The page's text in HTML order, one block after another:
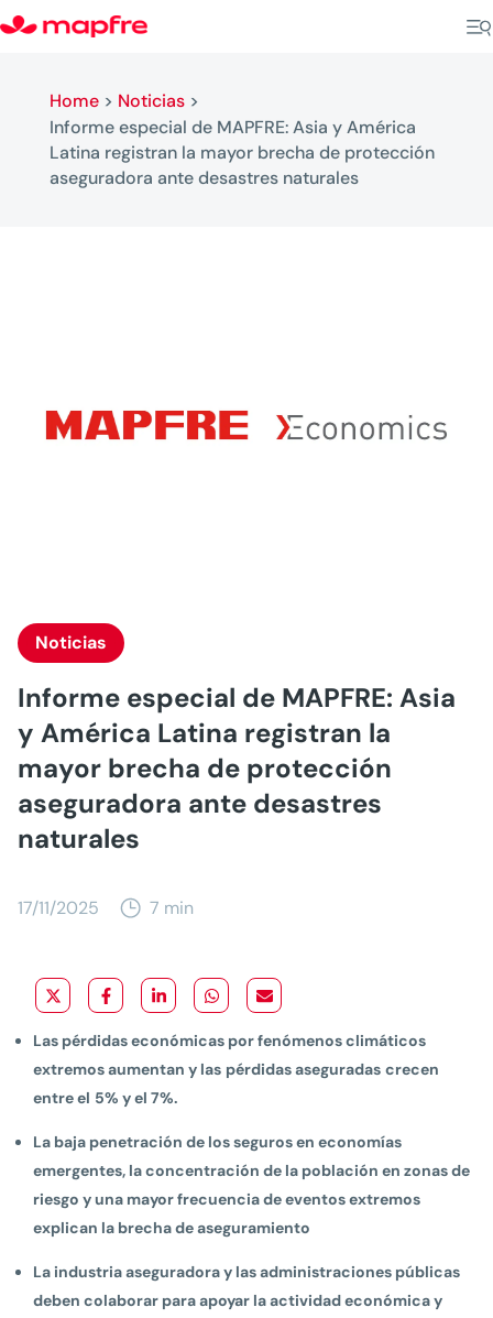
Home> Noticias>
Informe especial de MAPFRE: Asia y América
Latina registran la mayor brecha de protección
aseguradora ante desastres naturales
Noticias
Informe especial de MAPFRE: Asia
y América Latina registran la
mayor brecha de protección
aseguradora ante desastres
naturales
17/11/2025 7 min
Las pérdidas económicas por fenómenos climáticos
extremos aumentan y las pérdidas aseguradas crecen
entre el 5% y el 7%.
La baja penetración de los seguros en economías
emergentes, la concentración de la población en zonas de
riesgo y una mayor frecuencia de eventos extremos
explican la brecha de aseguramiento
La industria aseguradora y las administraciones públicas
deben colaborar para apoyar la actividad económica y